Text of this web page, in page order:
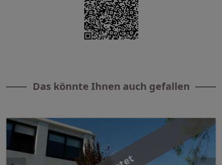
Das könnte Ihnen auch gefallen